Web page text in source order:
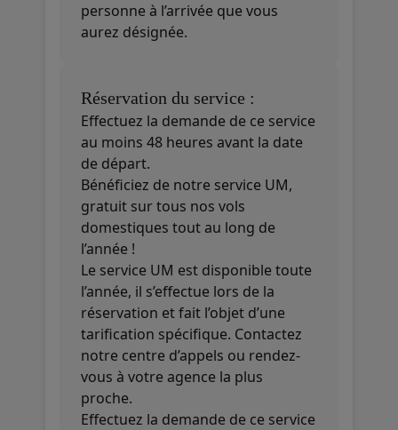
personne à l’arrivée que vous
aurez désignée.
Réservation du service :
Effectuez la demande de ce service
au moins 48 heures avant la date
de départ.
Bénéficiez de notre service UM,
gratuit sur tous nos vols
domestiques tout au long de
l’année !
Le service UM est disponible toute
l’année, il s’effectue lors de la
réservation et fait l’objet d’une
tarification spécifique. Contactez
notre centre d’appels ou rendez-
vous à votre agence la plus
proche.
Effectuez la demande de ce service